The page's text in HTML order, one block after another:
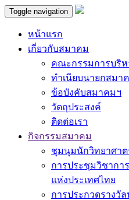
Toggle navigation
หน้าแรก
เกี่ยวกับสมาคม
คณะกรรมการบริห
ทำเนียบนายกสมา
ข้อบังคับสมาคมฯ
วัตถุประสงค์
ติดต่อเรา
กิจกรรมสมาคม
ชุมนุมนักวิทยาศาต
การประชุมวิชากา
แห่งประเทศไทย
การประกวดรางวั